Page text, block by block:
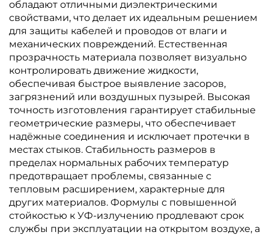
обладают отличными диэлектрическими
свойствами, что делает их идеальным решением
для защиты кабелей и проводов от влаги и
механических повреждений. Естественная
прозрачность материала позволяет визуально
контролировать движение жидкости,
обеспечивая быстрое выявление засоров,
загрязнений или воздушных пузырей. Высокая
точность изготовления гарантирует стабильные
геометрические размеры, что обеспечивает
надёжные соединения и исключает протечки в
местах стыков. Стабильность размеров в
пределах нормальных рабочих температур
предотвращает проблемы, связанные с
тепловым расширением, характерные для
других материалов. Формулы с повышенной
стойкостью к УФ-излучению продлевают срок
службы при эксплуатации на открытом воздухе, а